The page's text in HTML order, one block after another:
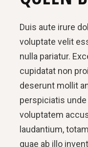
Duis aute irure
voluptate velit
nulla pariatur.
cupidatat non
deserunt mollit
perspiciatis
voluptatem
laudantium,
quae ab illo